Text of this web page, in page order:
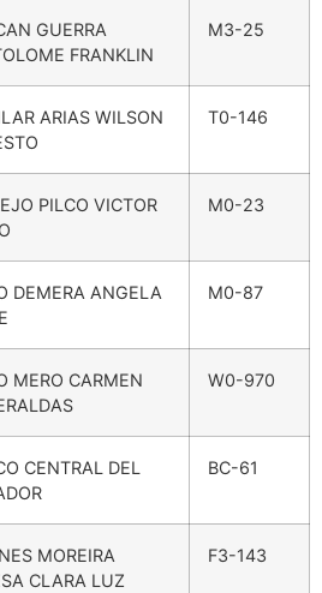
GUERRA
FRANKLIN
M3-25
ARIAS WILSON
T0-146
PILCO VICTOR
M0-23
DEMERA ANGELA
M0-87
MERO CARMEN
W0-970
CENTRAL DEL
BC-61
MOREIRA
CLARA LUZ
F3-143